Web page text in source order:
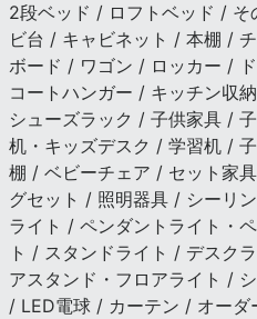
2段ベッド / ロフトベッド /
ビ台 / キャビネット / 本棚 /
ボード / ワゴン / ロッカー /
コートハンガー / キッチン収
シューズラック / 子供家具 /
机・キッズデスク / 学習机 /
棚 / ベビーチェア / セット家
グセット / 照明器具 / シーリ
ライト / ペンダントライト・
ト / スタンドライト / デスク
アスタンド・フロアライト /
/ LED電球 / カーテン / オーダ